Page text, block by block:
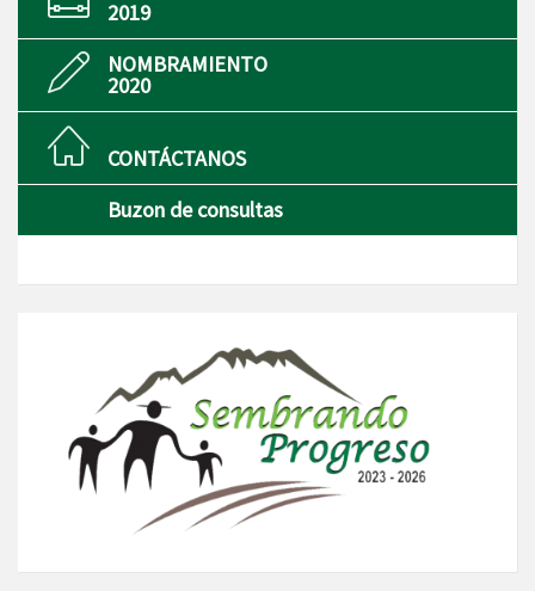
2019
NOMBRAMIENTO
2020
CONTÁCTANOS
Buzon de consultas